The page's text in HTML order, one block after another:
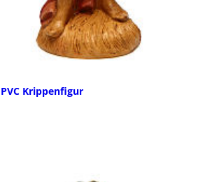
Krippenfigur